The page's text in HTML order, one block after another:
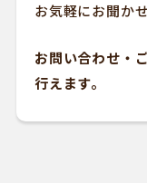
お気軽にお聞か
お問い合わせ・
行えます。